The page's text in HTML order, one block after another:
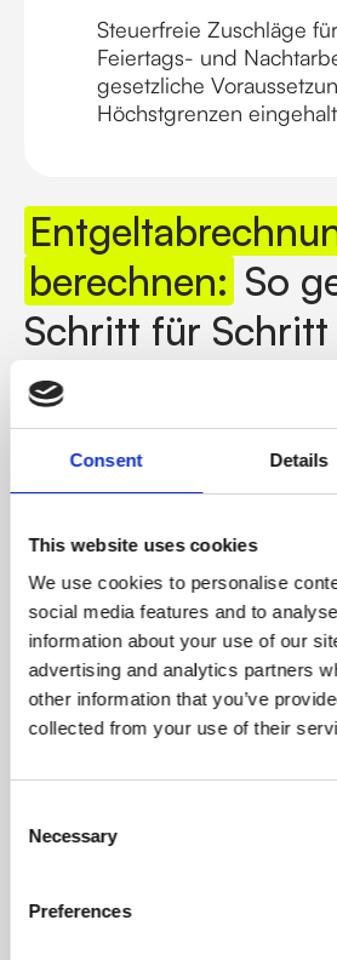
Consent Details
This website uses cookies
We use cookies to personalise
social media features and to
information about your use of our
advertising and analytics partners
other information that you’ve
collected from your use of their
Selection
Necessary
Preferences
Steuerfreie Zuschläge
Feiertags- und
gesetzliche
Höchstgrenzen
berechnen: So
Schritt für Schritt
Die Berechnung einer korrekten
verstanden hat, erkennt auch
Abrechnungen schnell.
Schritt 1: Bruttoentgelt
Ausgangspunkt ist das
plus aller variablen Bestandteile
Überstundenzuschläge, Prämien,
Schritt 2:
Auf das beitragspflichtige